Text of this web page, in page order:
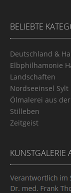
BELIEBTE
Deutschland &
Elbphilhamonie
Landschaften
Nordseeinsel Sylt
Ölmalerei aus
Stilleben
Zeitgeist
KUNSTGALERIE